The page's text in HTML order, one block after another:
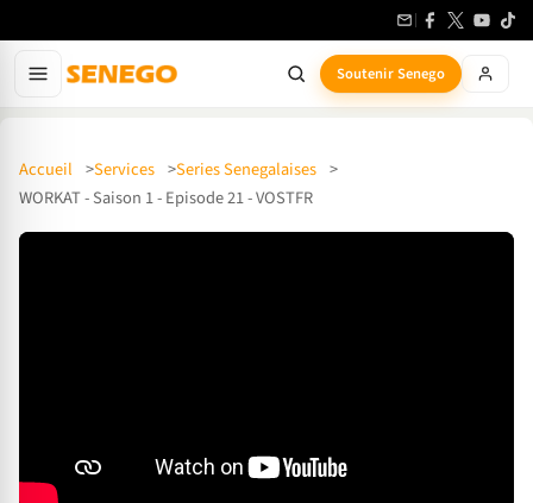
Soutenir Senego
Accueil Services
Series Senegalaises
WORKAT - Saison 1 - Episode 21 - VOSTFR